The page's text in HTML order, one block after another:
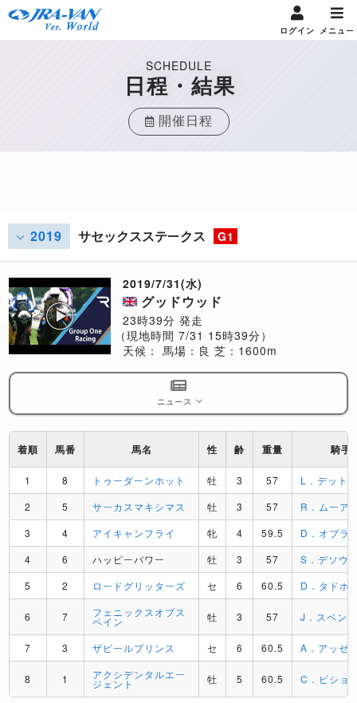
ログイン メニュー
SCHEDULE
日程・結果
開催日程
2019 サセックスステークス G1
2019/7/31(水)
グッドウッド
23時39分 発走
（現地時間 7/31 15時39分）
天候： 馬場：良 芝：1600m
ニュース
着順 馬番 馬名 性 齢 重量 騎手
1 8 トゥーダーンホット 牡 3 57
L．デット
2
5 サーカスマキシマス 牡 3 57
R．ムーア
3
4 アイキャンフライ 牝 4 59.5
D．オブラ
4
6 ハッピーパワー 牡 3 57
S．デソウ
5
2 ロードグリッターズ セ 6 60.5 D．タドホ
6 7 フェニックスオブス
ペイン 牡 3 57 J．スペン
7 3 ザビールプリンス セ 6 60.5 A．アッゼ
8 1 アクシデンタルエー
ジェント 牡 5 60.5 C．ビショ